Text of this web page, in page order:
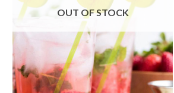
OUT OF STOCK